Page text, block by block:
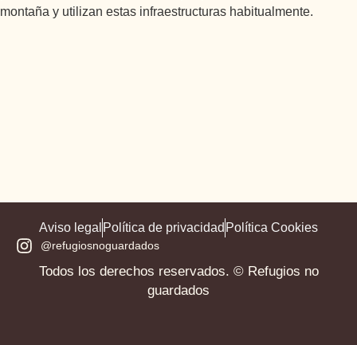
montaña y utilizan estas infraestructuras habitualmente.
Aviso legal Política de privacidad Política Cookies
@refugiosnoguardados
Todos los derechos reservados. © Refugios no
guardados